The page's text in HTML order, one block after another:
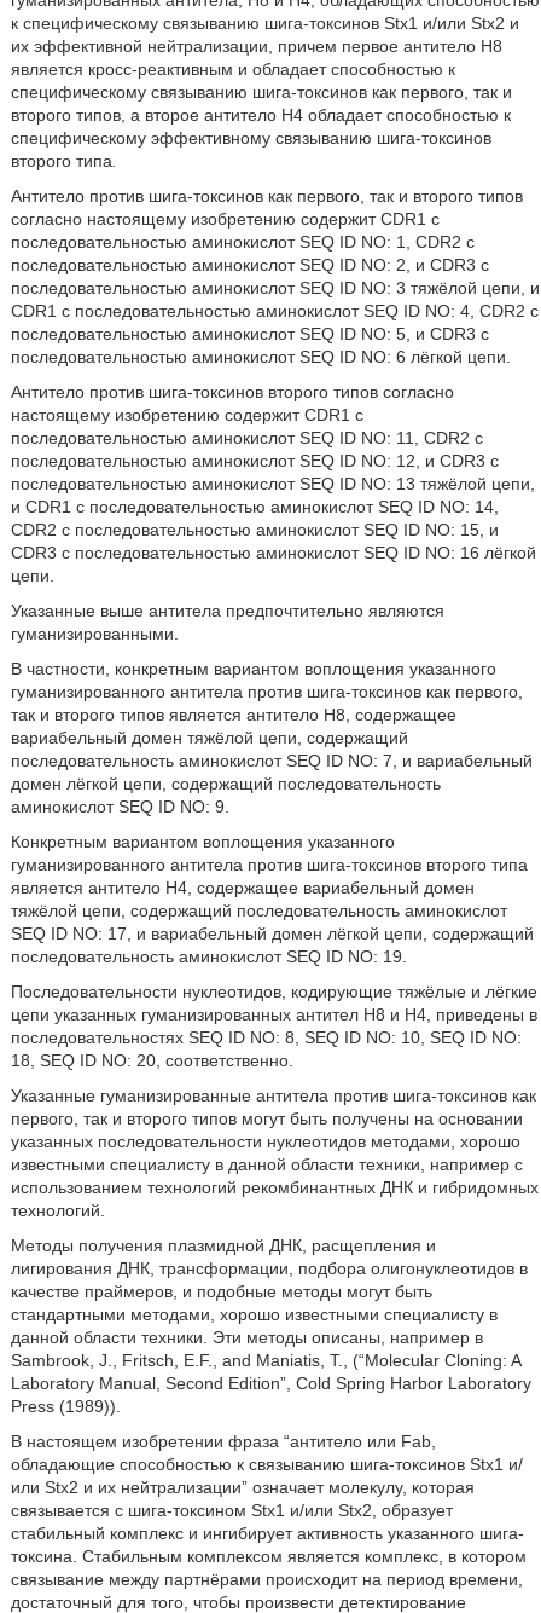
к специфическому связыванию шига-токсинов Stx1 и/или Stx2 и
их эффективной нейтрализации, причем первое антитело Н8
является кросс-реактивным и обладает способностью к
специфическому связыванию шига-токсинов как первого, так и
второго типов, а второе антитело Н4 обладает способностью к
специфическому эффективному связыванию шига-токсинов
второго типа
Антитело против шига-токсинов как первого, так и второго типов
согласно настоящему изобретению содержит CDR1 с
последовательностью аминокислот SEQ ID NO: 1, CDR2 с
последовательностью аминокислот SEQ ID NO: 2, и CDR3 с
последовательностью аминокислот SEQ ID NO: 3 тяжёлой цепи, и
CDR1 с последовательностью аминокислот SEQ ID NO: 4, CDR2 с
последовательностью аминокислот SEQ ID NO: 5, и CDR3 с
последовательностью аминокислот SEQ ID NO: 6 лёгкой цепи.
Антитело против шига-токсинов второго типов согласно
настоящему изобретению содержит CDR1 с
последовательностью аминокислот SEQ ID NO: 11, CDR2 с
последовательностью аминокислот SEQ ID NO: 12, и CDR3 с
последовательностью аминокислот SEQ ID NO: 13 тяжёлой цепи,
и CDR1 с последовательностью аминокислот SEQ ID NO: 14,
CDR2 с последовательностью аминокислот SEQ ID NO: 15, и
CDR3 с последовательностью аминокислот SEQ ID NO: 16 лёгкой
цепи.
Указанные выше антитела предпочтительно являются
гуманизированными.
В частности, конкретным вариантом воплощения указанного
гуманизированного антитела против шига-токсинов как первого,
так и второго типов является антитело Н8, содержащее
вариабельный домен тяжёлой цепи, содержащий
последовательность аминокислот SEQ ID NO: 7, и вариабельный
домен лёгкой цепи, содержащий последовательность
аминокислот SEQ ID NO: 9.
Конкретным вариантом воплощения указанного
гуманизированного антитела против шига-токсинов второго типа
является антитело Н4, содержащее вариабельный домен
тяжёлой цепи, содержащий последовательность аминокислот
SEQ ID NO: 17, и вариабельный домен лёгкой цепи, содержащий
последовательность аминокислот SEQ ID NO: 19.
Последовательности нуклеотидов, кодирующие тяжёлые и лёгкие
цепи указанных гуманизированных антител Н8 и Н4, приведены в
последовательностях SEQ ID NO: 8, SEQ ID NO: 10, SEQ ID NO:
18, SEQ ID NO: 20, соответственно.
Указанные гуманизированные антитела против шига-токсинов как
первого, так и второго типов могут быть получены на основании
указанных последовательности нуклеотидов методами, хорошо
известными специалисту в данной области техники, например с
использованием технологий рекомбинантных ДНК и гибридомных
технологий.
Методы получения плазмидной ДНК, расщепления и
лигирования ДНК, трансформации, подбора олигонуклеотидов в
качестве праймеров, и подобные методы могут быть
стандартными методами, хорошо известными специалисту в
данной области техники. Эти методы описаны, например в
Sambrook, J., Fritsch, E.F., and Maniatis, T., (“Molecular Cloning: A
Laboratory Manual, Second Edition”, Cold Spring Harbor Laboratory
Press (1989)).
В настоящем изобретении фраза “антитело или Fab,
обладающие способностью к связыванию шига-токсинов Stx1 и/
или Stx2 и их нейтрализации” означает молекулу, которая
связывается с шига-токсином Stx1 и/или Stx2, образует
стабильный комплекс и ингибирует активность указанного шига-
токсина. Стабильным комплексом является комплекс, в котором
связывание между партнёрами происходит на период времени,
достаточный для того, чтобы произвести детектирование